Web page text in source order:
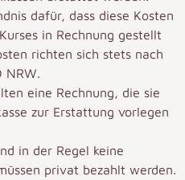
dafür, dass diese Kosten
in Rechnung gestellt
richten sich stets nach
eine Rechnung, die sie
zur Erstattung vorlegen
in der Regel keine
privat bezahlt werden.